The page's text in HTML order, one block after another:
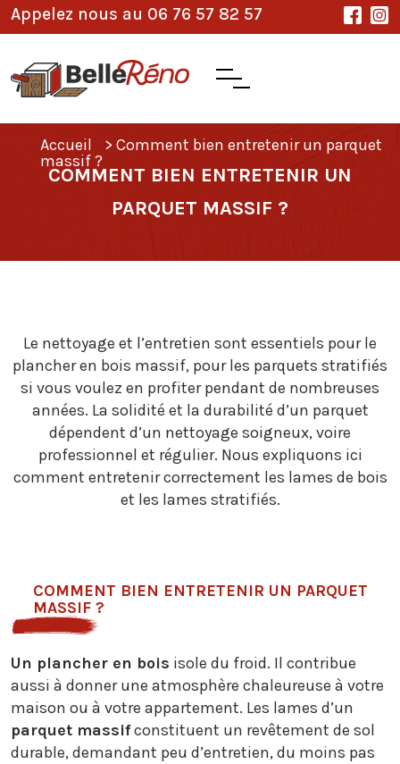
Appelez nous au 06 76 57 82 57
Accueil > Comment bien entretenir un parquet
massif ?
COMMENT BIEN ENTRETENIR UN
PARQUET MASSIF ?
Le nettoyage et l’entretien sont essentiels pour le
plancher en bois massif, pour les parquets stratifiés
si vous voulez en profiter pendant de nombreuses
années. La solidité et la durabilité d’un parquet
dépendent d’un nettoyage soigneux, voire
professionnel et régulier. Nous expliquons ici
comment entretenir correctement les lames de bois
et les lames stratifiés.
COMMENT BIEN ENTRETENIR UN PARQUET
MASSIF ?
Un plancher en bois isole du froid. Il contribue
aussi à donner une atmosphère chaleureuse à votre
maison ou à votre appartement. Les lames d’un
parquet massifconstituent un revêtement de sol
durable, demandant peu d’entretien, du moins pas